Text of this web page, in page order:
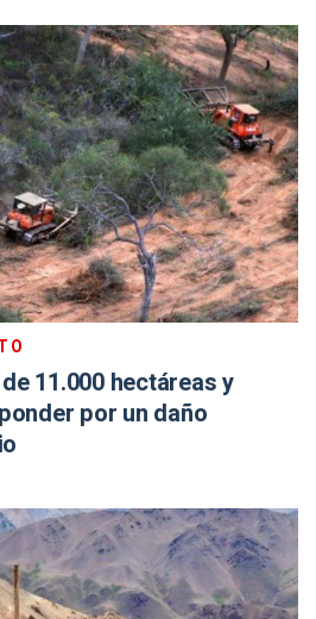
11.000 hectáreas y
por un daño